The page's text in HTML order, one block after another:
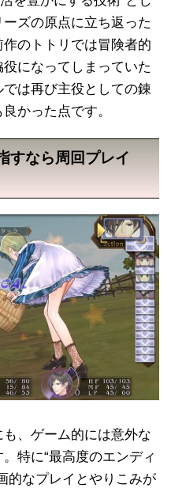
ズの原点に立ち返った
のトトリでは冒険者的
になってしまっていた
は再び主役としての錬
かった点です。
すなら周回プレイ
、ゲーム的には意外な
特に“最高度のエンディ
的なプレイとやりこみが